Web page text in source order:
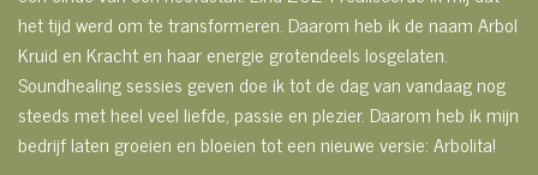
het tijd werd om te transformeren. Daarom heb ik de naam Arbol
Kruid en Kracht en haar energie grotendeels losgelaten.
Soundhealing sessies geven doe ik tot de dag van vandaag nog
steeds met heel veel liefde, passie en plezier. Daarom heb ik mijn
bedrijf laten groeien en bloeien tot een nieuwe versie: Arbolita!